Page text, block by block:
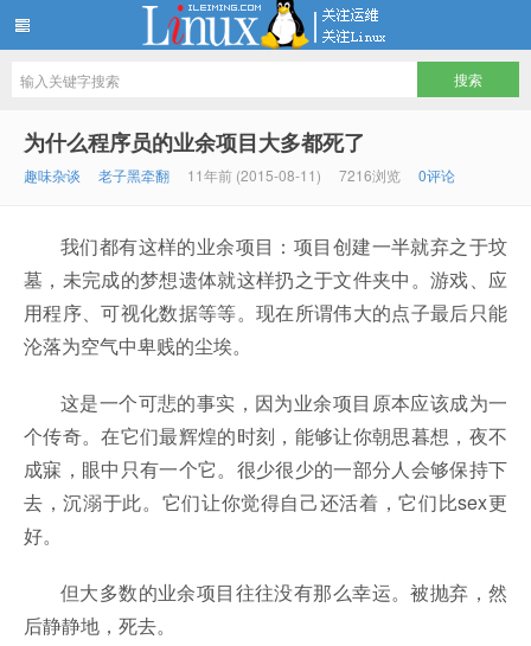
为什么程序员的业余项目大多都死了
趣味杂谈 老子黑牵翻 11年前 (2015-08-11) 7216浏览 0评论
我们都有这样的业余项目：项目创建一半就弃之于坟
墓，未完成的梦想遗体就这样扔之于文件夹中。游戏、应
用程序、可视化数据等等。现在所谓伟大的点子最后只能
沦落为空气中卑贱的尘埃。
这是一个可悲的事实，因为业余项目原本应该成为一
个传奇。在它们最辉煌的时刻，能够让你朝思暮想，夜不
成寐，眼中只有一个它。很少很少的一部分人会够保持下
去，沉溺于此。它们让你觉得自己还活着，它们比sex更
好。
但大多数的业余项目往往没有那么幸运。被抛弃，然
后静静地，死去。